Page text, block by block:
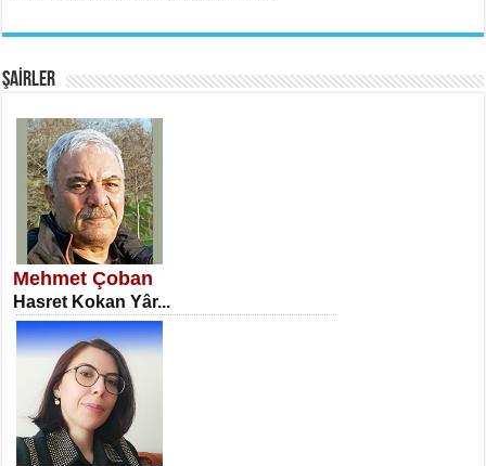
SATILMIŞ ÜMİT ÇETİNKAYA
Erkenlik...
NECLA DİLEK ARSLAN
Öğretmenler Günü Mahkemesi...
ŞAİRLER
Mehmet Çoban
Hasret Kokan Yâr...